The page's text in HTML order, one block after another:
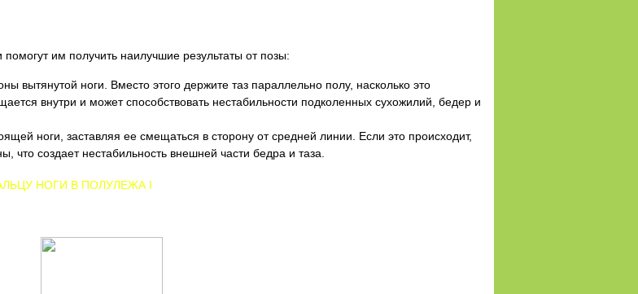
им получить наилучшие результаты от позы:
вытянутой ноги. Вместо этого держите таз параллельно полу, насколько это
внутри и может способствовать нестабильности подколенных сухожилий, бедер и
ноги, заставляя ее смещаться в сторону от средней линии. Если это происходит,
что создает нестабильность внешней части бедра и таза.
НОГИ В ПОЛУЛЕЖА I